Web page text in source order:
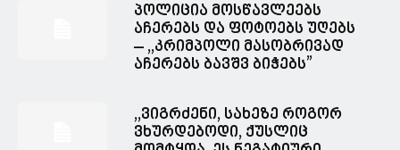
პოლიცია მოსწავლეებს
აჩერებს და ფოტოებს უღებს
– ,,კრიმპოლი მასობრივად
აჩერებს ბავშვ ბიჭებს”
,,ვიგრძენი, სახეზე როგორ
ვხურდებოდი, ქუსლიც